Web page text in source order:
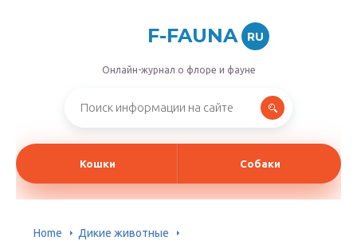
F-FAUNA RU
Онлайн-журнал о флоре и фауне
Кошки Собаки
Home
Дикие животные